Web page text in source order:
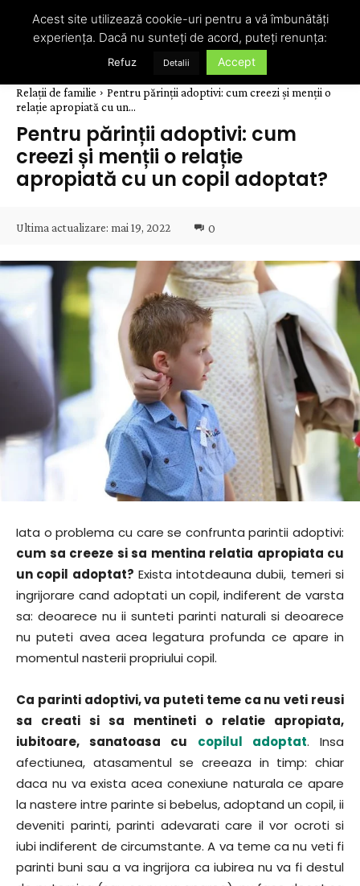
Relații de familie
Pentru părinții adoptivi: cum creezi și menții o
relație apropiată cu un...
Pentru părinții adoptivi: cum
creezi și menții o relație
apropiată cu un copil adoptat?
Ultima actualizare: mai 19, 2022 0
Iata o problema cu care se confrunta parintii adoptivi:
cum sa creeze si sa mentina relatia apropiata cu
un copil adoptat? Exista intotdeauna dubii, temeri si
ingrijorare cand adoptati un copil, indiferent de varsta
sa: deoarece nu ii sunteti parinti naturali si deoarece
nu puteti avea acea legatura profunda ce apare in
momentul nasterii propriului copil.
Ca parinti adoptivi, va puteti teme ca nu veti reusi
sa creati si sa mentineti o relatie apropiata,
iubitoare, sanatoasa cu copilul adoptat. Insa
afectiunea, atasamentul se creeaza in timp: chiar
daca nu va exista acea conexiune naturala ce apare
la nastere intre parinte si bebelus, adoptand un copil, ii
deveniti parinti, parinti adevarati care il vor ocroti si
iubi indiferent de circumstante. A va teme ca nu veti fi
parinti buni sau a va ingrijora ca iubirea nu va fi destul
Acest site utilizează cookie-uri pentru a vă îmbunătăți
experiența. Dacă nu sunteți de acord, puteți renunța:
Refuz Detalii Accept